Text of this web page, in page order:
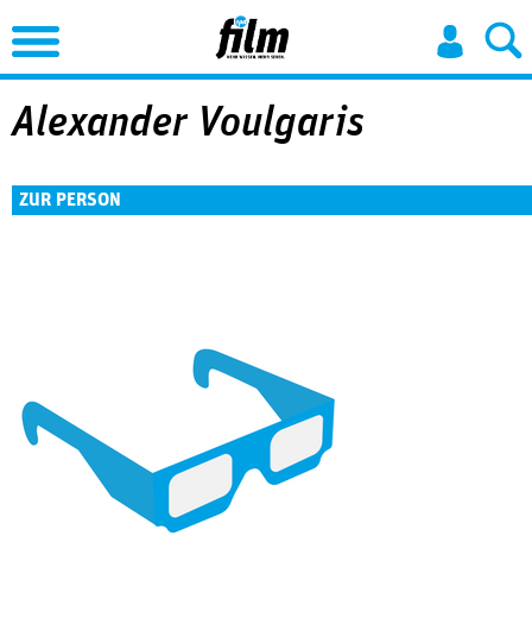
Jump to Navigation
Alexander Voulgaris
ZUR PERSON